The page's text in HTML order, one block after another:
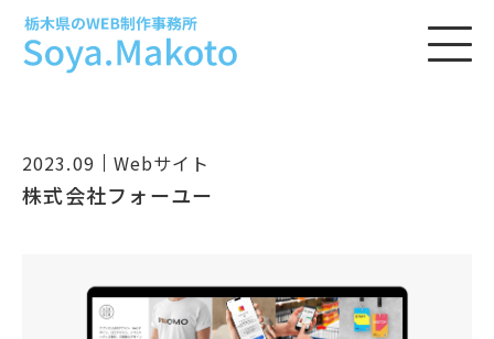
2023.09 Webサイト
株式会社フォーユー